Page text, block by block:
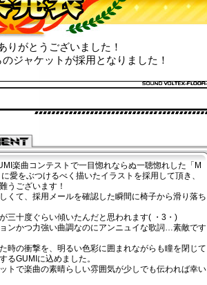
りがとうございました！
ジャケットが採用となりました！
楽曲コンテストで一目惚れならぬ一聴惚れした「M
愛をぶつけるべく描いたイラストを採用して頂き、
うございます！
くて、採用メールを確認した瞬間に椅子から滑り落ち
三十度ぐらい傾いたんだと思われます( ・3・)
ンかつ力強い曲調なのにアンニュイな歌詞…素敵です
時の衝撃を、明るい色彩に囲まれながらも瞳を閉じて
るGUMIに込めました。
トで楽曲の素晴らしい雰囲気が少しでも伝われば幸い